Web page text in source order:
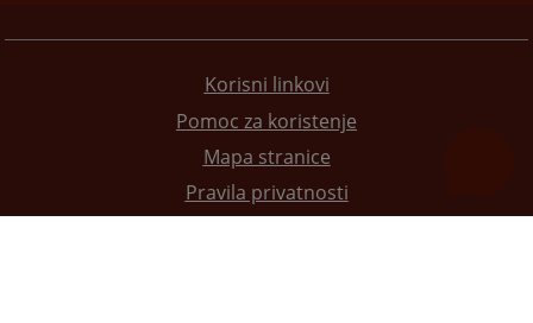
Korisni linkovi
Pomoc za koristenje
Mapa stranice
Pravila privatnosti